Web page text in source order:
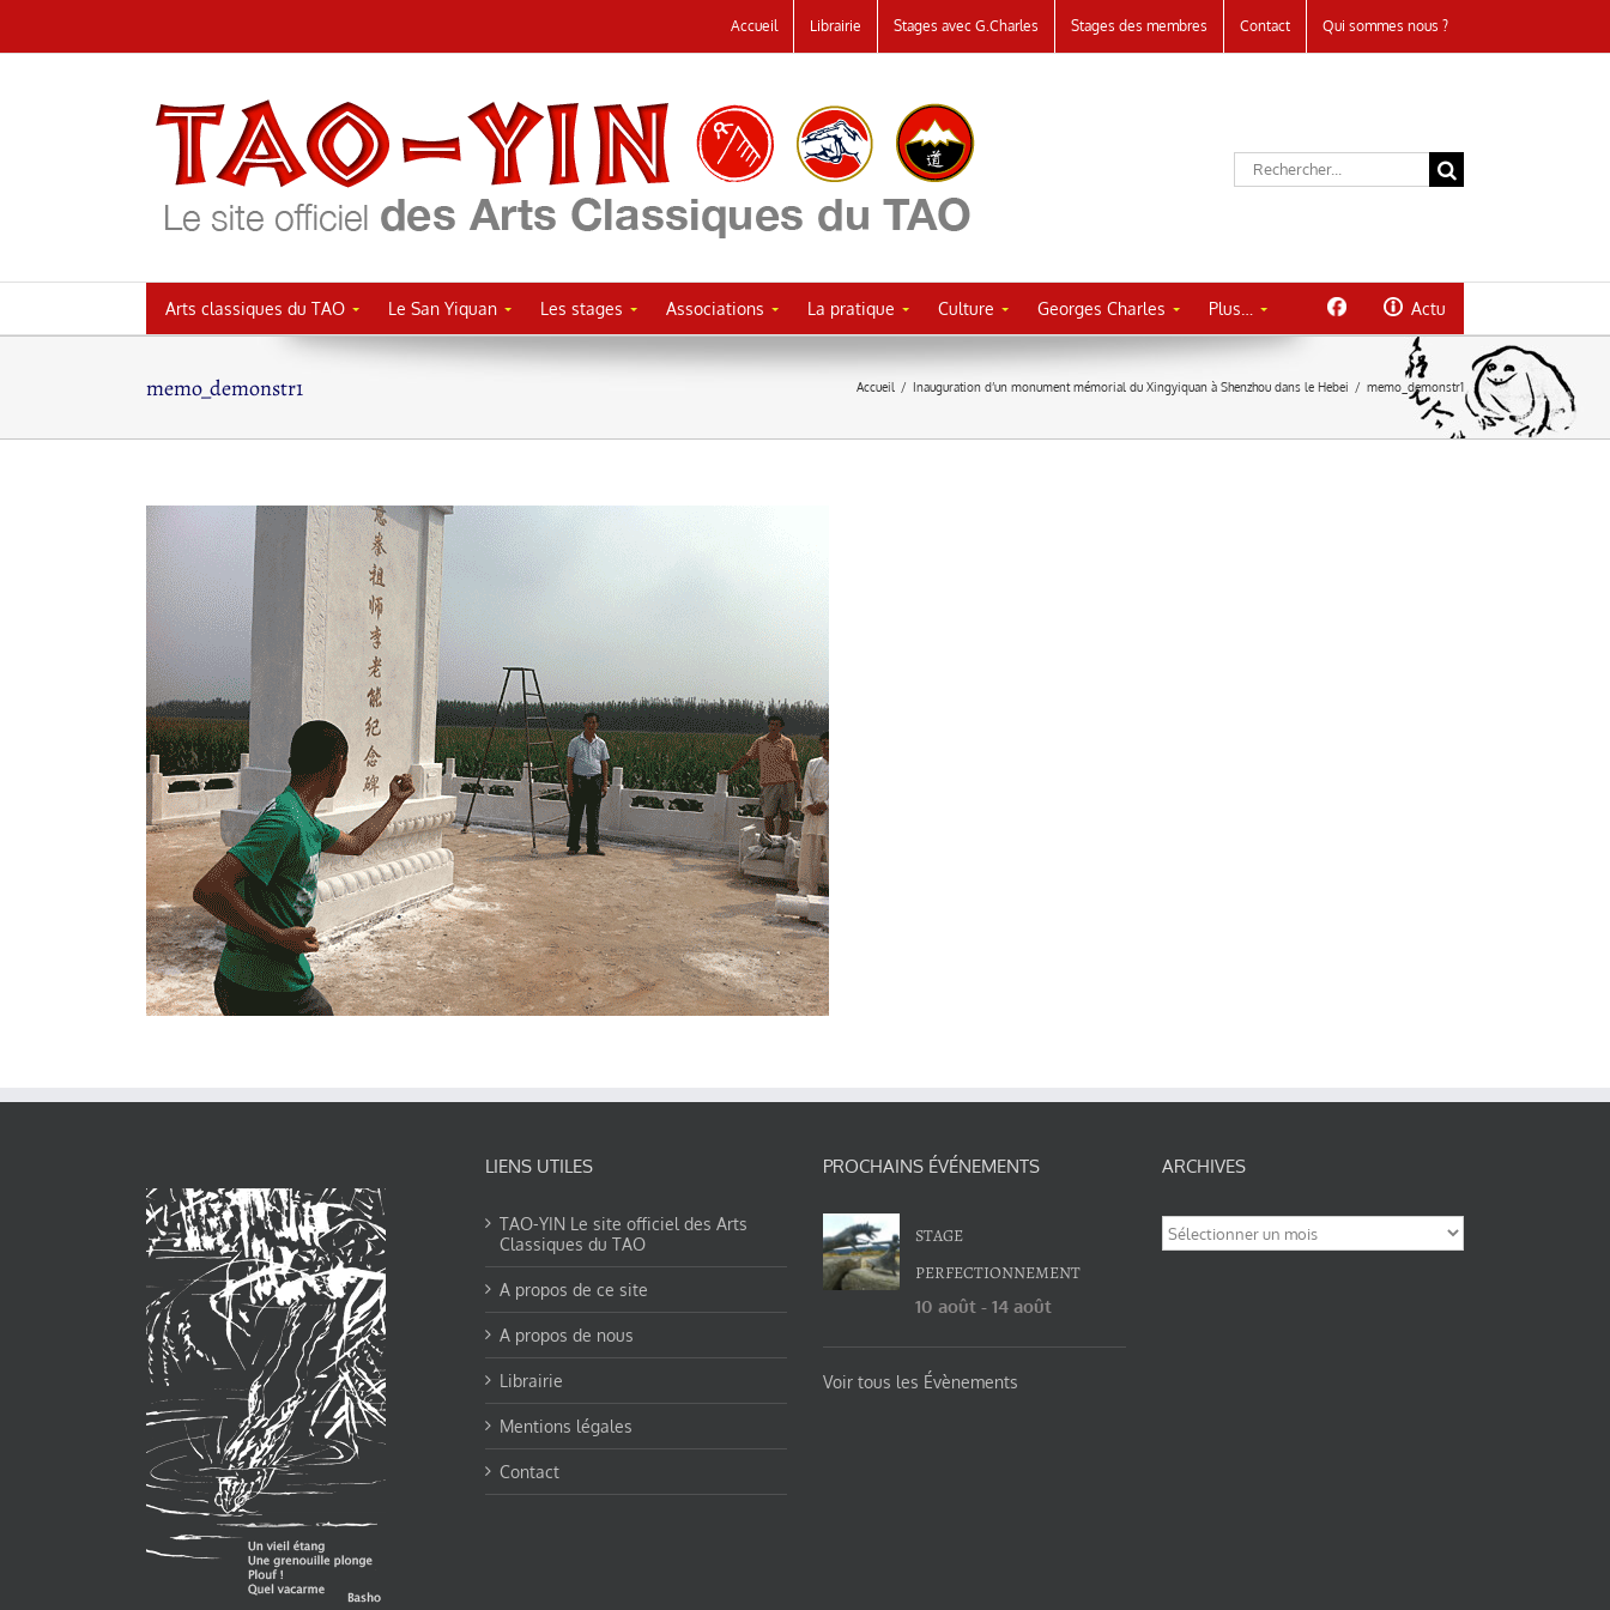
au
Accueil Librairie Stages avec G.Charles Stages des membres Contact Qui sommes nous ?
Rechercher:
Arts classiques du TAO Le San Yiquan Les stages Associations La pratique Culture Georges Charles Plus… Actu
memo_demonstr1 Accueil / Inauguration d’un monument mémorial du Xingyiquan à Shenzhou dans le Hebei / memo_demonstr1
LIENS UTILES
TAO-YIN Le site officiel des Arts
Classiques du TAO
A propos de ce site
A propos de nous
Librairie
Mentions légales
Contact
PROCHAINS ÉVÉNEMENTS
STAGE
PERFECTIONNEMENT
10 août - 14 août
Voir tous les Évènements
ARCHIVES
Archives